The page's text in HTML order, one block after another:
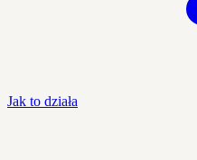
Jak to działa